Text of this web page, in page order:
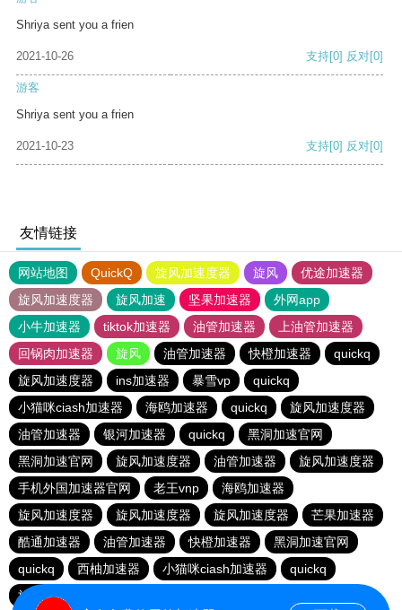
Shriya sent you a frien
2021-10-26 支持[0] 反对[0]
游客
Shriya sent you a frien
2021-10-23 支持[0] 反对[0]
友情链接
网站地图 QuickQ 旋风加速度器 旋风
优途加速器
旋风加速度器
旋风加速 坚果加速器
外网app
小牛加速器
tiktok加速器 油管加速器
上油管加速器
回锅肉加速器
旋风 油管加速器 快橙加速器
quickq
旋风加速度器
ins加速器 暴雪vp
quickq
小猫咪ciash加速器
海鸥加速器 quickq
旋风加速度器
油管加速器
银河加速器 quickq
黑洞加速官网
黑洞加速官网
旋风加速度器 油管加速器
旋风加速度器
手机外国加速器官网
老王vnp
海鸥加速器
旋风加速度器
旋风加速度器 旋风加速度器
芒果加速器
酷通加速器
油管加速器 快橙加速器
黑洞加速官网
quickq
西柚加速器 小猫咪ciash加速器
quickq
旋风加速度器